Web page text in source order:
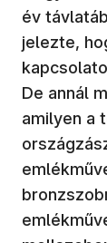
év
jelezte,
De annál
amilyen a